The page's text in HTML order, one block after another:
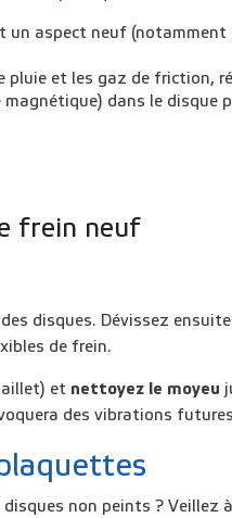
un aspect neuf
pluie et les gaz de friction,
dans le disque
frein neuf
disques. Dévissez
de frein.
et nettoyez le moyeu
des vibrations
non peints ? Veillez à